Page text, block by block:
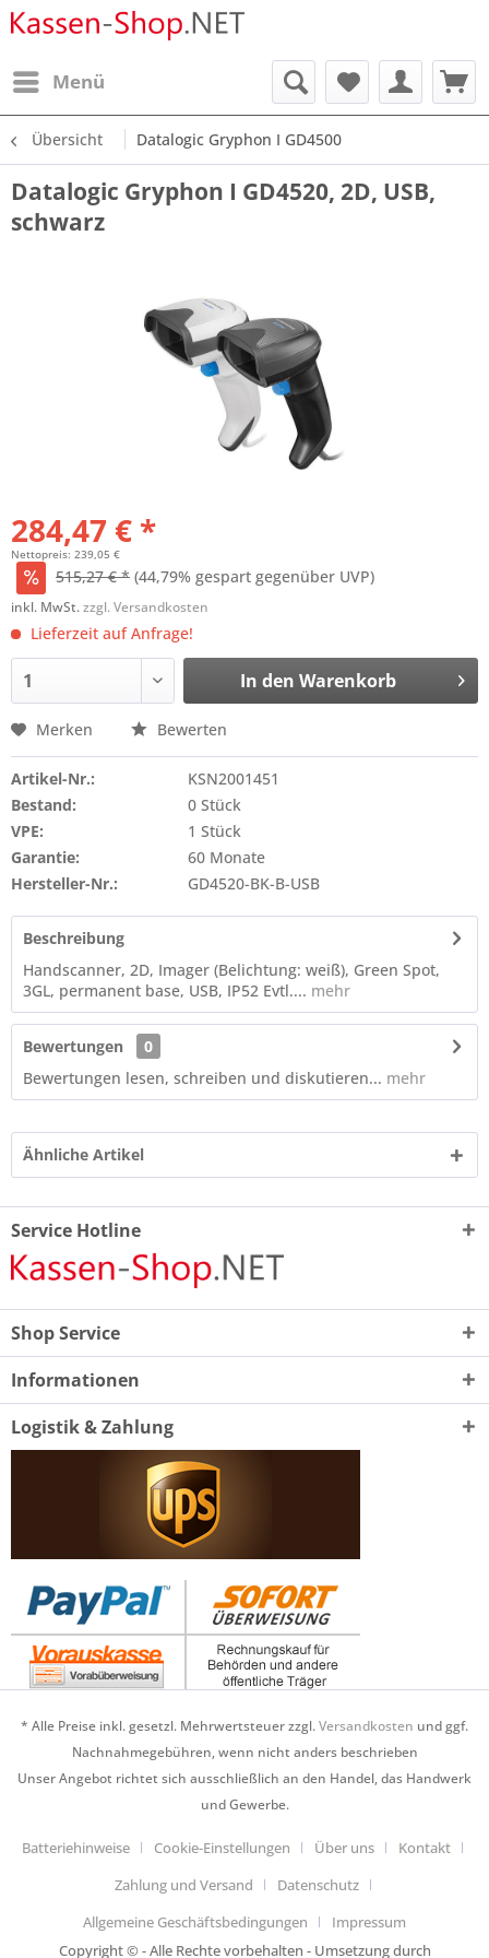
Menü
Übersicht Datalogic Gryphon I GD4500
Datalogic Gryphon I GD4520, 2D, USB,
schwarz
284,47 € *
Nettopreis: 239,05 €
515,27 € * (44,79% gespart gegenüber UVP)
inkl. MwSt.zzgl. Versandkosten
Lieferzeit auf Anfrage!
In den Warenkorb
Merken Bewerten
Artikel-Nr.:
KSN2001451
Bestand:
0 Stück
VPE:
1 Stück
Garantie:
60 Monate
Hersteller-Nr.:
GD4520-BK-B-USB
Beschreibung
Handscanner, 2D, Imager (Belichtung: weiß), Green Spot,
3GL, permanent base, USB, IP52 Evtl.... mehr
Bewertungen
0
Bewertungen lesen, schreiben und diskutieren... mehr
Ähnliche Artikel
Service Hotline
Shop Service
Informationen
Logistik & Zahlung
* Alle Preise inkl. gesetzl. Mehrwertsteuer zzgl.Versandkosten und ggf.
Nachnahmegebühren, wenn nicht anders beschrieben
Unser Angebot richtet sich ausschließlich an den Handel, das Handwerk
und Gewerbe.
Batteriehinweise Cookie-Einstellungen Über uns
Kontakt
Zahlung und Versand
Datenschutz
Allgemeine Geschäftsbedingungen
Impressum
Copyright © - Alle Rechte vorbehalten - Umsetzung durch